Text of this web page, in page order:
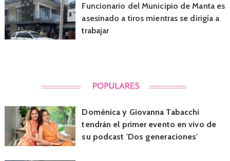
Funcionario del Municipio de Manta es
asesinado a tiros mientras se dirigía a
trabajar
Doménica y Giovanna Tabacchi
tendrán el primer evento en vivo de
su podcast 'Dos generaciones'